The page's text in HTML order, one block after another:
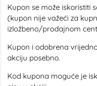
Kupon se može iskoristiti
(kupon nije važeći za
izložbeno/prodajnom
Kupon i odobrena
akciju posebno.
Kod kupona moguće je